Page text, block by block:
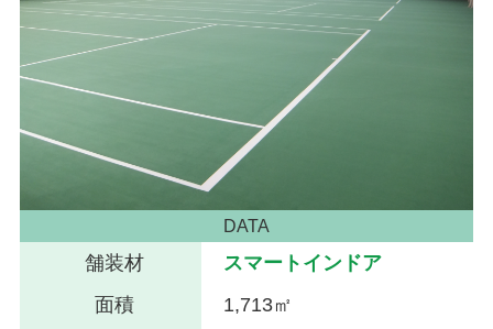
DATA
舗装材
スマートインドア
面積
1,713㎡